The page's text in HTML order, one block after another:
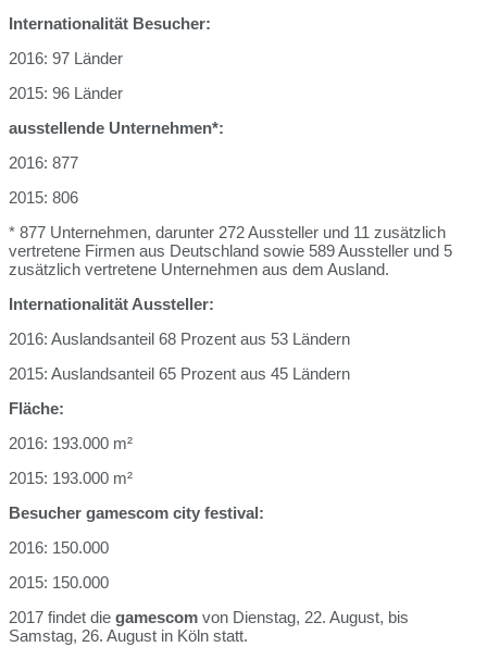
Internationalität Besucher:
2016: 97 Länder
2015: 96 Länder
ausstellende Unternehmen*:
2016: 877
2015: 806
* 877 Unternehmen, darunter 272 Aussteller und 11 zusätzlich
vertretene Firmen aus Deutschland sowie 589 Aussteller und 5
zusätzlich vertretene Unternehmen aus dem Ausland.
Internationalität Aussteller:
2016: Auslandsanteil 68 Prozent aus 53 Ländern
2015: Auslandsanteil 65 Prozent aus 45 Ländern
Fläche:
2016: 193.000 m²
2015: 193.000 m²
Besucher gamescom city festival:
2016: 150.000
2015: 150.000
2017 findet die gamescom von Dienstag, 22. August, bis
Samstag, 26. August in Köln statt.